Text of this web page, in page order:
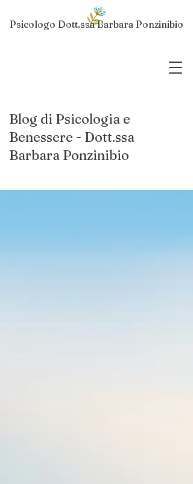
Psicologo Dott.ssa Barbara Ponzinibio
Blog di Psicologia e
Benessere - Dott.ssa
Barbara Ponzinibio